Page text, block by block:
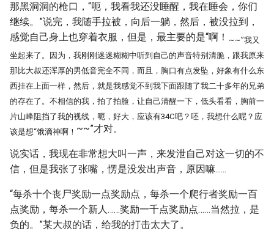
那黑洞洞的枪口，“呃，我看我还没睡醒，我在睡会，你们
继续。”说完，我随手拉被，向后一躺，然后，被没拉到，
感觉自己身上也穿着衣服，但是，最主要的是“啊！ ~~”我又
坐起来了。因为，我刚刚迷迷糊糊中听到自己的声音特别清脆，跟我原来
那比大叔还浑厚的男低音完全不同，而且，胸口有点发坠，好象有什么东
西挂在上面一样，然后，就是我感觉不到我下面跟随了我二十多年的兄弟
的存在了。不相信的我，拍了拍脸，让自己清醒一下，低头看看，胸前一
片山峰阻挡了我的视线，呃，好大，应该有34C吧？呸，我想什么呢？应
该是想“饿滴神啊！ ~~”才对。
说实话，我现在非常想大叫一声，来发泄自己对这一切的不
信，但是我张了张嘴，愣是没发出声音，原因嘛......
“每杀十个丧尸奖励一点奖励点，每杀一个爬行者奖励一百
点奖励，每杀一个新人……奖励一千点奖励点……当然拉，是
负的。”某大叔的话，给我的打击太大了。